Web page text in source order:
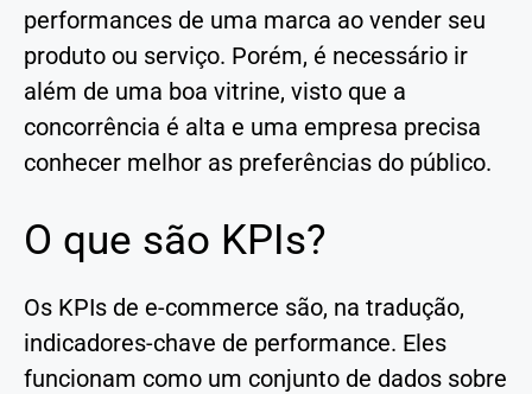
performances de uma marca ao vender seu
produto ou serviço. Porém, é necessário ir
além de uma boa vitrine, visto que a
concorrência é alta e uma empresa precisa
conhecer melhor as preferências do público.
O que são KPIs?
Os KPIs de e-commerce são, na tradução,
indicadores-chave de performance. Eles
funcionam como um conjunto de dados sobre